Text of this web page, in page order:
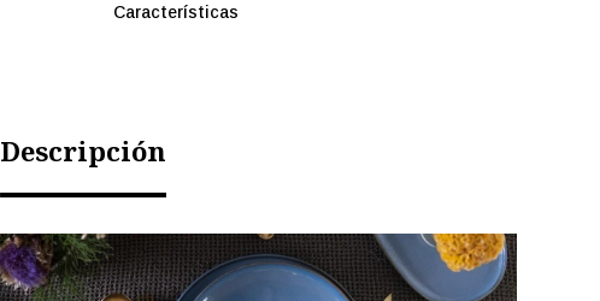
Características
Descripción